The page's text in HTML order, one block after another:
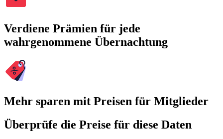
Verdiene Prämien für jede
wahrgenommene Übernachtung
Mehr sparen mit Preisen für Mitglieder
Überprüfe die Preise für diese Daten